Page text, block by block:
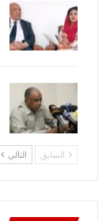
السابق التالي